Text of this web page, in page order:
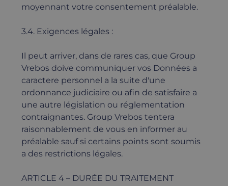
moyennant votre consentement préalable.
3.4. Exigences légales :
Il peut arriver, dans de rares cas, que Group
Vrebos doive communiquer vos Données a
caractere personnel a la suite d'une
ordonnance judiciaire ou afin de satisfaire a
une autre législation ou réglementation
contraignantes. Group Vrebos tentera
raisonnablement de vous en informer au
préalable sauf si certains points sont soumis
a des restrictions légales.
ARTICLE 4 – DURÉE DU TRAITEMENT